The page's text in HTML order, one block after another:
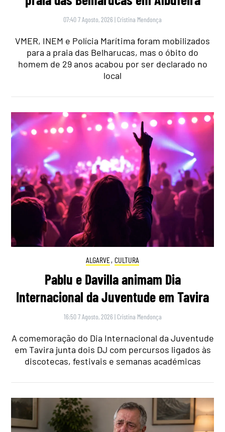
07:40 7 Agosto, 2026 | Cristina Mendonça
VMER, INEM e Polícia Marítima foram mobilizados
para a praia das Belharucas, mas o óbito do
homem de 29 anos acabou por ser declarado no
local
ALGARVE, CULTURA
Pablu e Davilla animam Dia
Internacional da Juventude em Tavira
16:50 7 Agosto, 2026 | Cristina Mendonça
A comemoração do Dia Internacional da Juventude
em Tavira junta dois DJ com percursos ligados às
discotecas, festivais e semanas académicas